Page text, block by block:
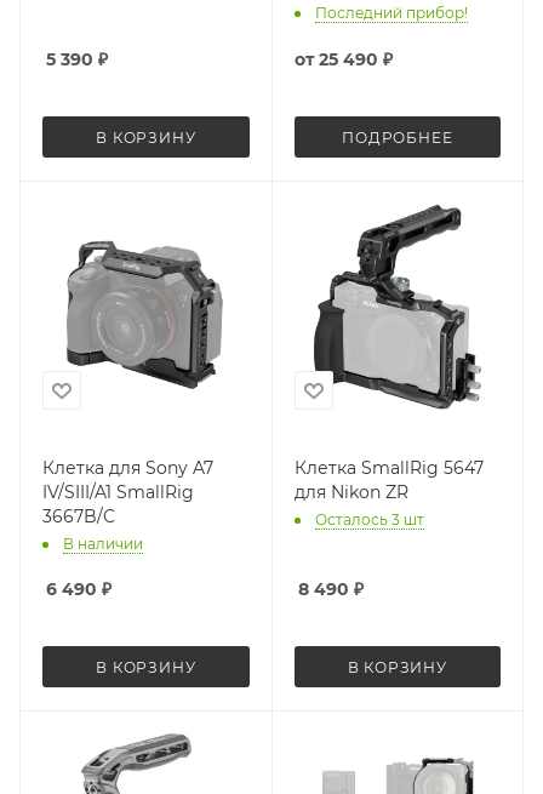
5 390 ₽
В КОРЗИНУ
Последний прибор!
от25 490 ₽
ПОДРОБНЕЕ
Клетка для Sony A7
IV/SIII/A1 SmallRig
3667B/C
В наличии
6 490 ₽
В КОРЗИНУ
Клетка SmallRig 5647
для Nikon ZR
Осталось 3 шт
8 490 ₽
В КОРЗИНУ